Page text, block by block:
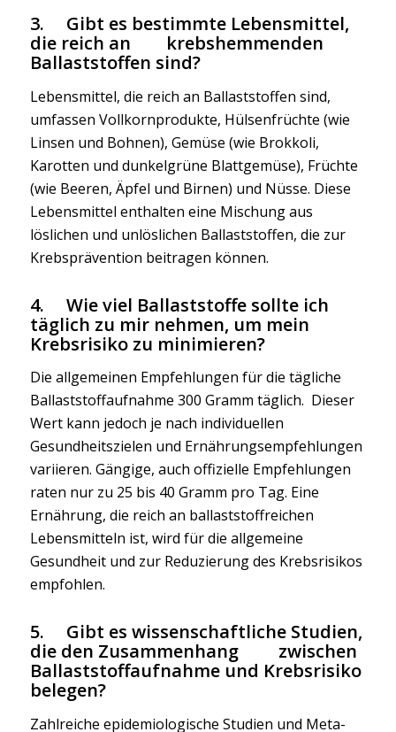
3. Gibt es bestimmte Lebensmittel,
die reich an krebshemmenden
Ballaststoffen sind?
Lebensmittel, die reich an Ballaststoffen sind,
umfassen Vollkornprodukte, Hülsenfrüchte (wie
Linsen und Bohnen), Gemüse (wie Brokkoli,
Karotten und dunkelgrüne Blattgemüse), Früchte
(wie Beeren, Äpfel und Birnen) und Nüsse. Diese
Lebensmittel enthalten eine Mischung aus
löslichen und unlöslichen Ballaststoffen, die zur
Krebsprävention beitragen können.
4. Wie viel Ballaststoffe sollte ich
täglich zu mir nehmen, um mein
Krebsrisiko zu minimieren?
Die allgemeinen Empfehlungen für die tägliche
Ballaststoffaufnahme 300 Gramm täglich. Dieser
Wert kann jedoch je nach individuellen
Gesundheitszielen und Ernährungsempfehlungen
variieren. Gängige, auch offizielle Empfehlungen
raten nur zu 25 bis 40 Gramm pro Tag. Eine
Ernährung, die reich an ballaststoffreichen
Lebensmitteln ist, wird für die allgemeine
Gesundheit und zur Reduzierung des Krebsrisikos
empfohlen.
5. Gibt es wissenschaftliche Studien,
die den Zusammenhang zwischen
Ballaststoffaufnahme und Krebsrisiko
belegen?
Zahlreiche epidemiologische Studien und Meta-